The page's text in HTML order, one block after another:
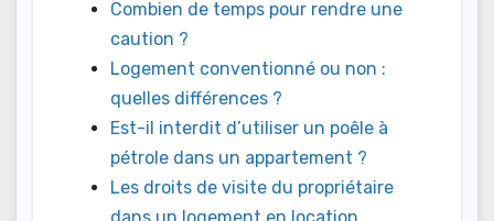
Combien de temps pour rendre une
caution ?
Logement conventionné ou non :
quelles différences ?
Est-il interdit d’utiliser un poêle à
pétrole dans un appartement ?
Les droits de visite du propriétaire